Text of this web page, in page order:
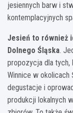
jesiennych barw i
kontemplacyjnych
Jesień to również
Dolnego Śląska.
propozycja dla tych,
Winnice w okolicach
degustacje i
produkcji lokalnych